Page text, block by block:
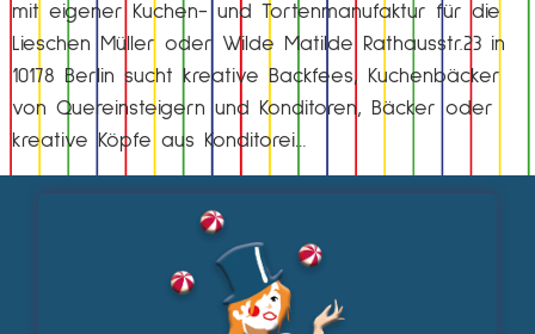
mit eigener Kuchen- und Tortenmanufaktur für die
Lieschen Müller oder Wilde Matilde Rathausstr.23 in
10178 Berlin sucht kreative Backfees, Kuchenbäcker
von Quereinsteigern und Konditoren, Bäcker oder
kreative Köpfe aus Konditorei…